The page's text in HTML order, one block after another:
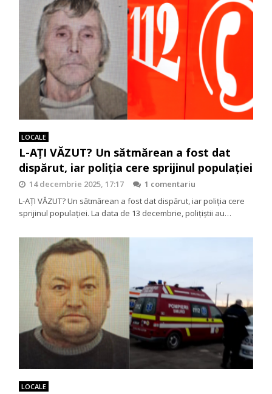
LOCALE
L-AȚI VĂZUT? Un sătmărean a fost dat
dispărut, iar poliția cere sprijinul populației
14 decembrie 2025, 17:17
1 comentariu
L-AȚI VĂZUT? Un sătmărean a fost dat dispărut, iar poliția cere
sprijinul populației. La data de 13 decembrie, polițiștii au…
LOCALE